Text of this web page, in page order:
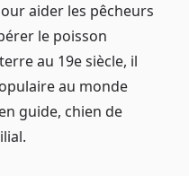
aider les pêcheurs
le poisson
au 19e siècle, il
au monde
guide, chien de